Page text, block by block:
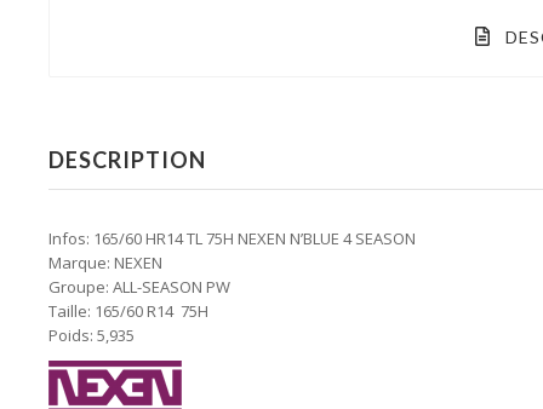
DESCRIPTION
Infos: 165/60 HR14 TL 75H NEXEN N’BLUE 4 SEASON
Marque: NEXEN
Groupe: ALL-SEASON PW
Taille: 165/60 R14 75H
Poids: 5,935